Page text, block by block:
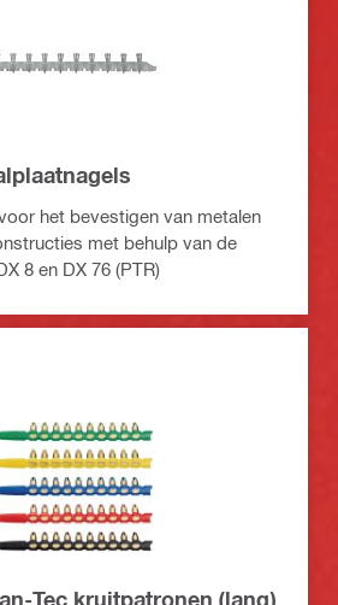
het bevestigen van metalen
met behulp van de
8 en DX 76 (PTR)
Tec kruitpatronen (lang)